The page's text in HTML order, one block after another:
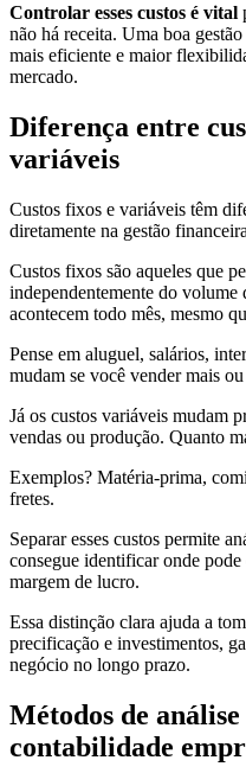
Controlar esses custos é vital
não há receita. Uma boa
mais eficiente e maior
mercado.
Diferença entre
variáveis
Custos fixos e variáveis têm
diretamente na gestão
Custos fixos são aqueles que
independentemente do volume
acontecem todo mês, mesmo
Pense em aluguel, salários,
mudam se você vender mais
Já os custos variáveis mudam
vendas ou produção. Quanto
Exemplos? Matéria-prima,
fretes.
Separar esses custos permite
consegue identificar onde
margem de lucro.
Essa distinção clara ajuda a
precificação e investimentos,
negócio no longo prazo.
Métodos de
contabilidade